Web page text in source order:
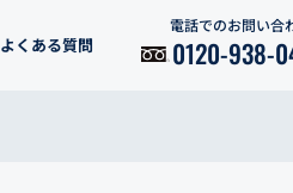
よくある質問
電話でのお問い合
0120-938-